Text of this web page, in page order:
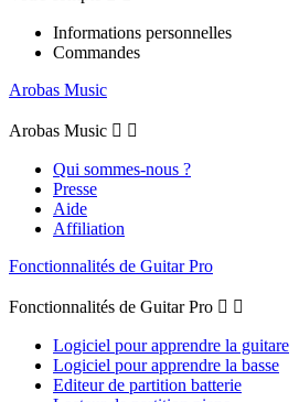
Informations personnelles
Commandes
Arobas Music
Arobas Music  
Qui sommes-nous ?
Presse
Aide
Affiliation
Fonctionnalités de Guitar Pro
Fonctionnalités de Guitar Pro  
Logiciel pour apprendre la guitare
Logiciel pour apprendre la basse
Editeur de partition batterie